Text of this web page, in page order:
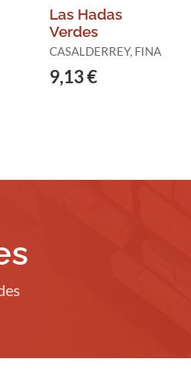
Las Hadas
Verdes
CASALDERREY, FINA
9,13 €